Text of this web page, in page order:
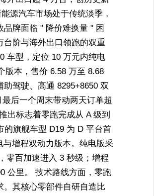
源汽车市场处于传统淡季，
牌面临 " 降价难换量 " 困
阶与海外出口领跑的双重
车型，定位 10 万元内纯电
版本，售价 6.58 万至 8.68
驾驶、高通 8295+8650 双
后一个周末带动两天订单超
出标志着零跑完成从 A 级到
的旗舰车型 D19 为 D 平台首
增程双动力版本。纯电版采
零百加速进入 3 秒级；增程
公里。 技术路线方面，零跑
其核心零部件自研自造比